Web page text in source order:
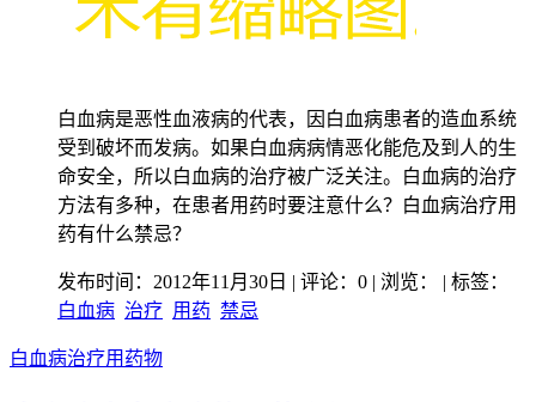
白血病是恶性血液病的代表，因白血病患者的造血系统
受到破坏而发病。如果白血病病情恶化能危及到人的生
命安全，所以白血病的治疗被广泛关注。白血病的治疗
方法有多种，在患者用药时要注意什么？白血病治疗用
药有什么禁忌？
发布时间：2012年11月30日 | 评论：0 | 浏览：
| 标签：
白血病 治疗 用药 禁忌
白血病治疗用药物